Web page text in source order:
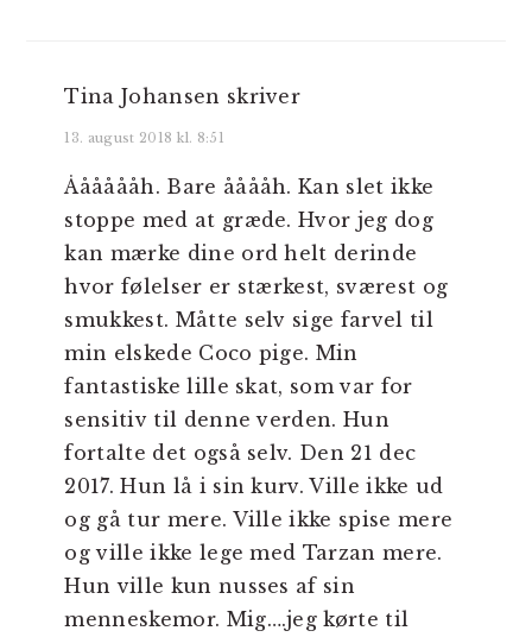
Tina Johansen skriver
13. august 2018 kl. 8:51
Ååååååh. Bare ååååh. Kan slet ikke
stoppe med at græde. Hvor jeg dog
kan mærke dine ord helt derinde
hvor følelser er stærkest, sværest og
smukkest. Måtte selv sige farvel til
min elskede Coco pige. Min
fantastiske lille skat, som var for
sensitiv til denne verden. Hun
fortalte det også selv. Den 21 dec
2017. Hun lå i sin kurv. Ville ikke ud
og gå tur mere. Ville ikke spise mere
og ville ikke lege med Tarzan mere.
Hun ville kun nusses af sin
menneskemor. Mig….jeg kørte til